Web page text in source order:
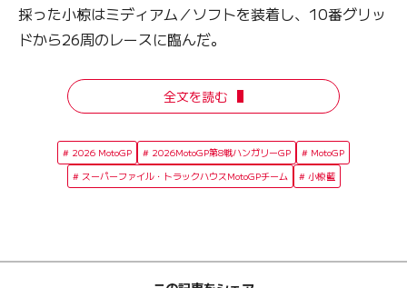
採った小椋はミディアム／ソフトを装着し、10番グリッ
ドから26周のレースに臨んだ。
全文を読む
2026 MotoGP 2026MotoGP第8戦ハンガリーGP
MotoGP
スーパーファイル・トラックハウスMotoGPチーム
小椋藍